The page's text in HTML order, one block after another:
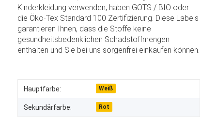
Kinderkleidung verwenden, haben GOTS / BIO oder
die Öko-Tex Standard 100 Zertifizierung. Diese Labels
garantieren Ihnen, dass die Stoffe keine
gesundheitsbedenklichen Schadstoffmengen
enthalten und Sie bei uns sorgenfrei einkaufen können.
Produkteigenschaft
Wert
Hauptfarbe: Weiß
Sekundärfarbe: Rot